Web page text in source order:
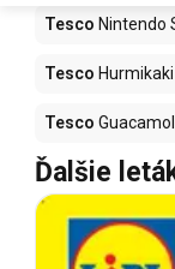
Tesco Nintendo
Tesco Hurmikaki
Tesco
Ďalšie